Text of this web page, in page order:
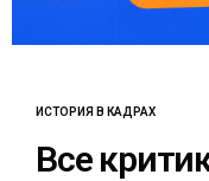
ИСТОРИЯ В КАДРАХ
Все